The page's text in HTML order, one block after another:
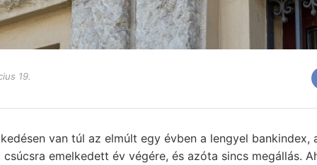
19.
van túl az elmúlt egy évben a lengyel bankindex,
emelkedett év végére, és azóta sincs megállás.